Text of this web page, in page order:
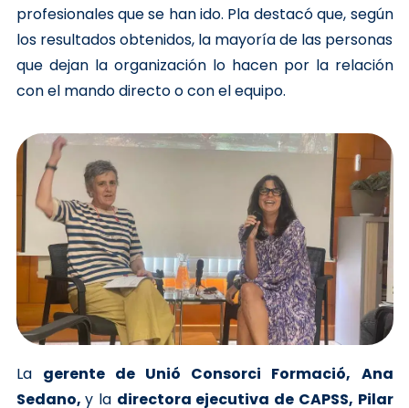
profesionales que se han ido. Pla destacó que, según
los resultados obtenidos, la mayoría de las personas
que dejan la organización lo hacen por la relación
con el mando directo o con el equipo.
La gerente de Unió Consorci Formació, Ana
Sedano,y la directora ejecutiva de CAPSS, Pilar